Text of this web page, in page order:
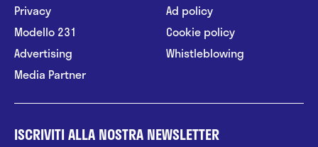
Privacy
Modello 231
Advertising
Media Partner
Ad policy
Cookie policy
Whistleblowing
ISCRIVITI ALLA NOSTRA NEWSLETTER